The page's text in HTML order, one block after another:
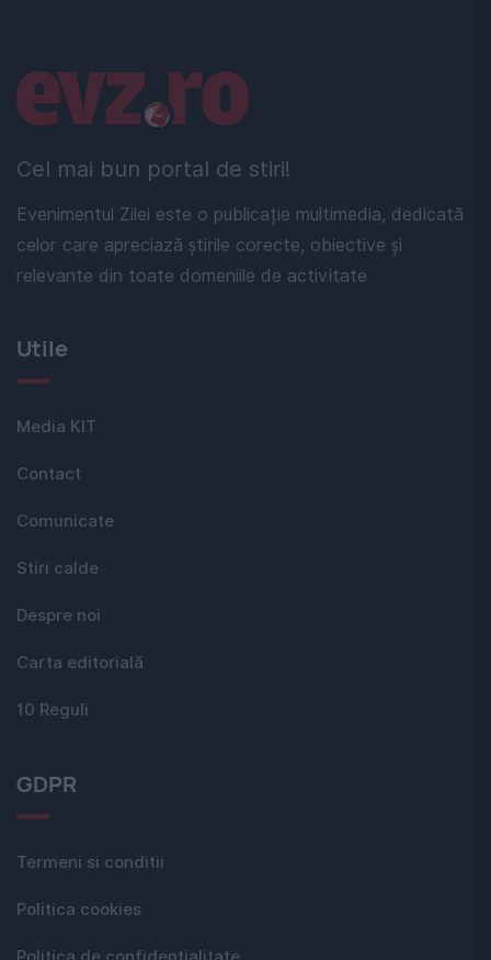
Cel mai bun portal de stiri!
Evenimentul Zilei este o publicație multimedia, dedicată
celor care apreciază știrile corecte, obiective și
relevante din toate domeniile de activitate
Linkuri utile
Utile
Media KIT
Contact
Comunicate
Stiri calde
Despre noi
Carta editorială
10 Reguli
GDPR
Termeni si conditii
Politica cookies